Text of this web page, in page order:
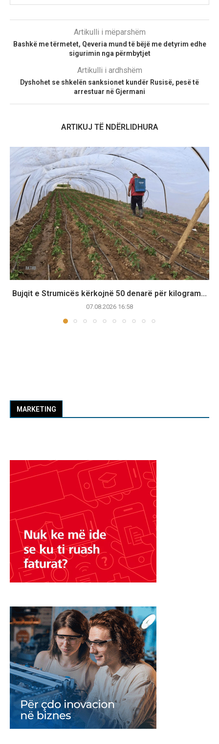
Artikulli i mëparshëm
Bashkë me tërmetet, Qeveria mund të bëjë me detyrim edhe
sigurimin nga përmbytjet
Artikulli i ardhshëm
Dyshohet se shkelën sanksionet kundër Rusisë, pesë të
arrestuar në Gjermani
ARTIKUJ TË NDËRLIDHURA
Bujqit e Strumicës kërkojnë 50 denarë për kilogram...
07.08.2026 16:58
MARKETING